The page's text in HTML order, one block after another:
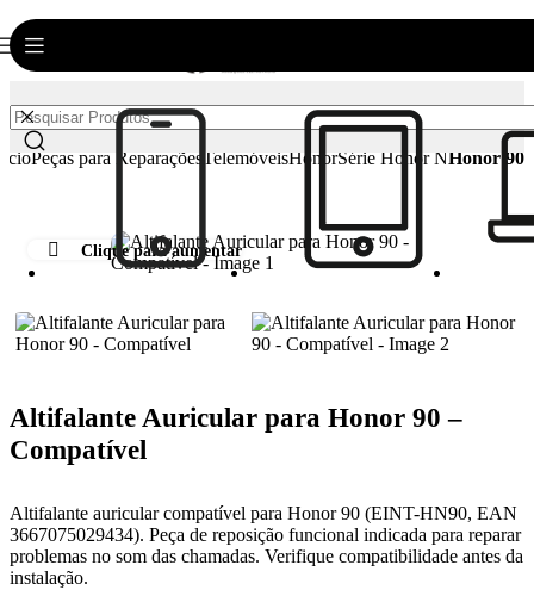
Peças para Reparações TelemóveisHonorSérie Honor NHonor 90
Clique para aumentar
Altifalante Auricular para Honor 90 –
Compatível
Altifalante auricular compatível para Honor 90 (EINT-HN90, EAN
3667075029434). Peça de reposição funcional indicada para reparar
problemas no som das chamadas. Verifique compatibilidade antes da
instalação.